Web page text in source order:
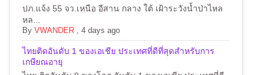
ปภ.แจ้ง 55 จว.เหนือ อีสาน กลาง ใต้ เฝ้าระวังน้ำป่าไหล
หล...
By VWANDER 4 days ago
ไทยติดอันดับ 1 ของเอเชีย ประเทศที่ดีที่สุดสำหรับการ
เกษียณอายุ